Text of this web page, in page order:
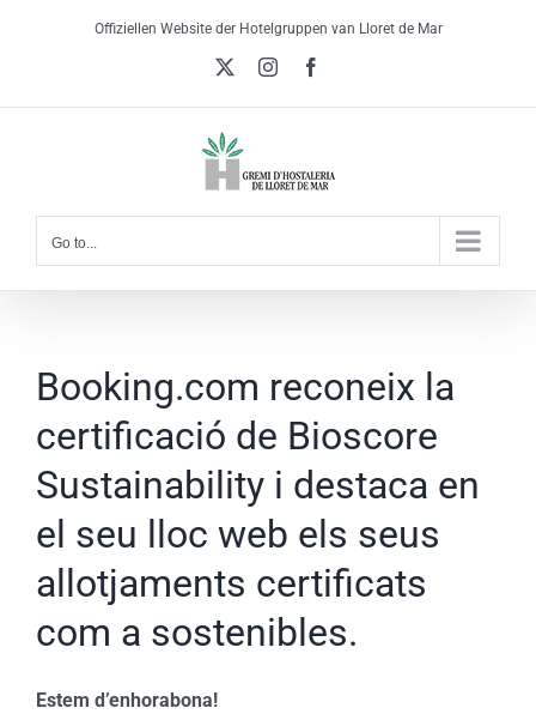
Offiziellen Website der Hotelgruppen van Lloret de Mar
Instagram
Go to...
Booking.com reconeix la
certificació de Bioscore
Sustainability i destaca en
el seu lloc web els seus
allotjaments certificats
com a sostenibles.
Estem d’enhorabona!